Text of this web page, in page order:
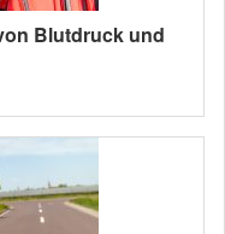
Blutdruck und